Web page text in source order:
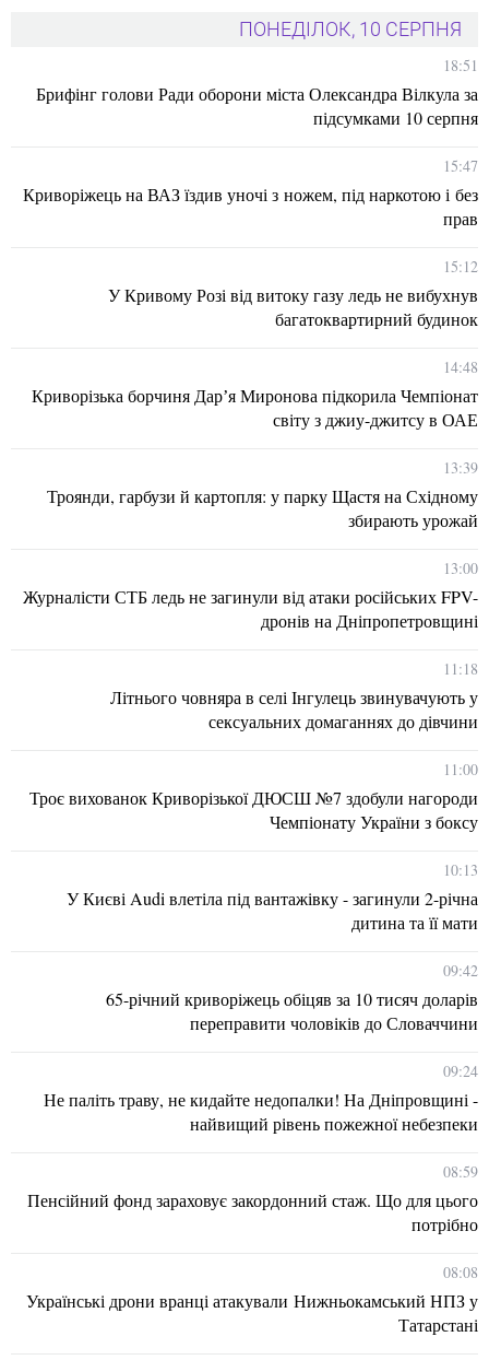
ПОНЕДІЛОК, 10 СЕРПНЯ
18:51
Брифінг голови Ради оборони міста Олександра Вілкула за
підсумками 10 серпня
15:47
Криворіжець на ВАЗ їздив уночі з ножем, під наркотою і без
прав
15:12
У Кривому Розі від витоку газу ледь не вибухнув
багатоквартирний будинок
14:48
Криворізька борчиня Дарʼя Миронова підкорила Чемпіонат
світу з джиу-джитсу в ОАЕ
13:39
Троянди, гарбузи й картопля: у парку Щастя на Східному
збирають урожай
13:00
Журналісти СТБ ледь не загинули від атаки російських FPV-
дронів на Дніпропетровщині
11:18
Літнього човняра в селі Інгулець звинувачують у
сексуальних домаганнях до дівчини
11:00
Троє вихованок Криворізької ДЮСШ №7 здобули нагороди
Чемпіонату України з боксу
10:13
У Києві Audi влетіла під вантажівку - загинули 2-річна
дитина та її мати
09:42
65-річний криворіжець обіцяв за 10 тисяч доларів
переправити чоловіків до Словаччини
09:24
Не паліть траву, не кидайте недопалки! На Дніпровщині -
найвищий рівень пожежної небезпеки
08:59
Пенсійний фонд зараховує закордонний стаж. Що для цього
потрібно
08:08
Українські дрони вранці атакували Нижньокамський НПЗ у
Татарстані